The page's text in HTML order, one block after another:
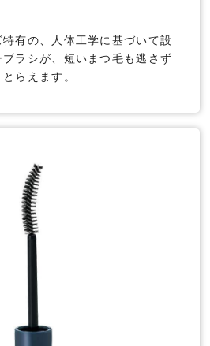
有の、人体工学に基づいて設
ラシが、短いまつ毛も逃さず
らえます。